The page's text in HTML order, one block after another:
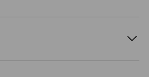
маникюр фиксатором